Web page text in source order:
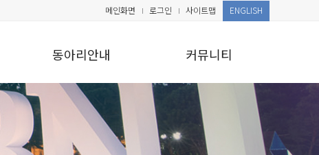
메인화면 로그인 사이트맵 ENGLISH
동아리안내 커뮤니티